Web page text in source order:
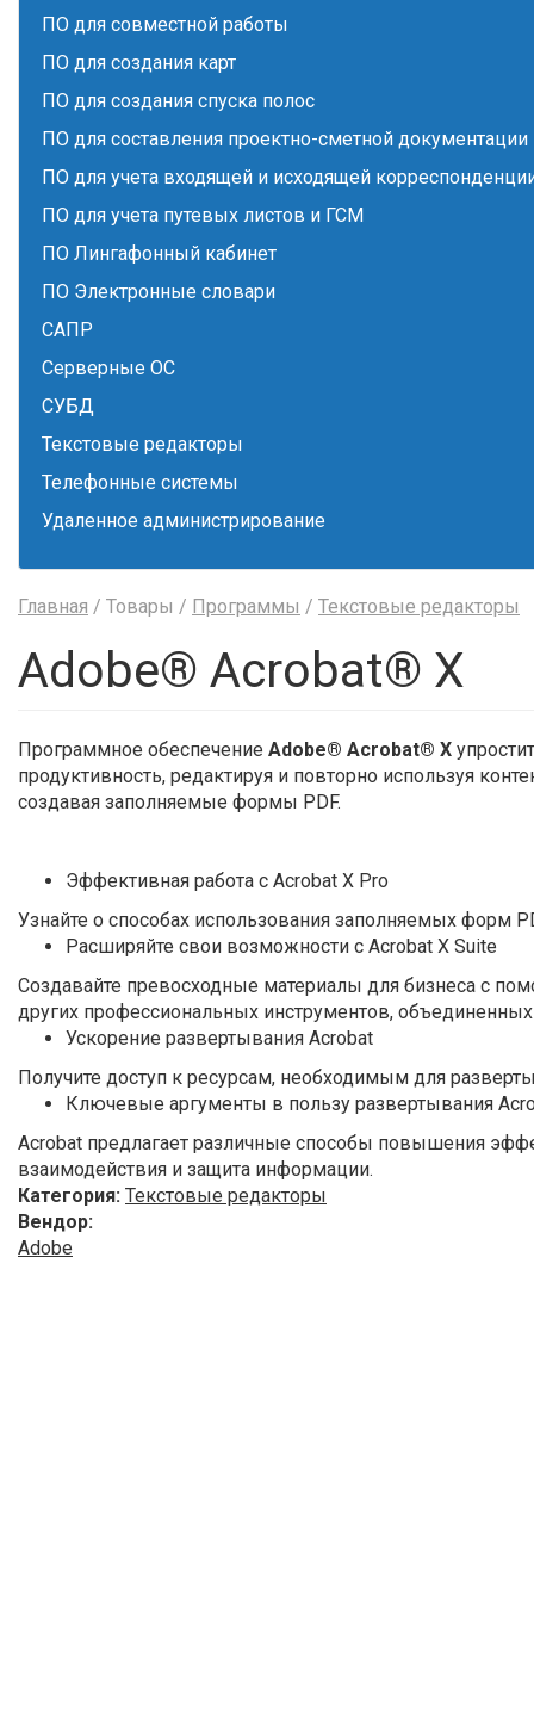
ПО для совместной работы
ПО для создания карт
ПО для создания спуска полос
ПО для составления проектно-сметной документации
ПО для учета входящей и исходящей
ПО для учета путевых листов и ГСМ
ПО Лингафонный кабинет
ПО Электронные словари
САПР
Серверные ОС
СУБД
Текстовые редакторы
Телефонные системы
Удаленное администрирование
Главная / Товары / Программы / Текстовые редакторы
Adobe® Acrobat® X
Программное обеспечение Adobe® Acrobat® X
продуктивность, редактируя и повторно используя
создавая заполняемые формы PDF.
Эффективная работа с Acrobat X Pro
Узнайте о способах использования заполняемых форм
Расширяйте свои возможности с Acrobat X Suite
Создавайте превосходные материалы для бизнеса с
других профессиональных инструментов,
Ускорение развертывания Acrobat
Получите доступ к ресурсам, необходимым для
Ключевые аргументы в пользу развертывания
Acrobat предлагает различные способы повышения
взаимодействия и защита информации.
Категория: Текстовые редакторы
Вендор:
Adobe